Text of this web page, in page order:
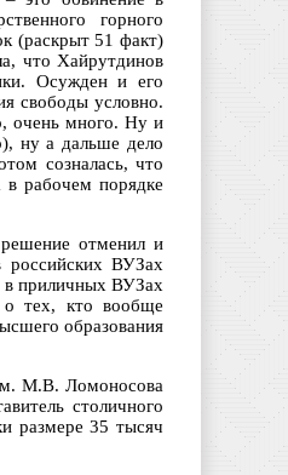
горного
(раскрыт 51 факт)
что Хайрутдинов
Осужден и его
свободы условно.
очень много. Ну и
ну а дальше дело
созналась, что
в рабочем порядке
отменил и
ВУЗах
в приличных ВУЗах
о тех, кто вообще
образования
М.В. Ломоносова
столичного
размере 35 тысяч